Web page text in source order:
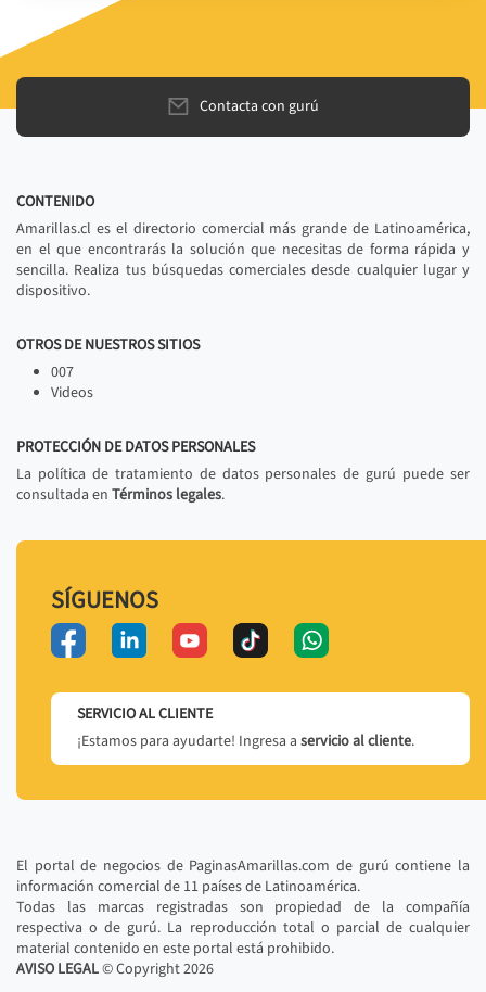
Contacta con gurú
CONTENIDO
Amarillas.cl es el directorio comercial más grande de Latinoamérica,
en el que encontrarás la solución que necesitas de forma rápida y
sencilla. Realiza tus búsquedas comerciales desde cualquier lugar y
dispositivo.
OTROS DE NUESTROS SITIOS
007
Videos
PROTECCIÓN DE DATOS PERSONALES
La política de tratamiento de datos personales de gurú puede ser
consultada en Términos legales.
SÍGUENOS
SERVICIO AL CLIENTE
¡Estamos para ayudarte! Ingresa a servicio al cliente.
El portal de negocios de PaginasAmarillas.com de gurú contiene la
información comercial de 11 países de Latinoamérica.
Todas las marcas registradas son propiedad de la compañía
respectiva o de gurú. La reproducción total o parcial de cualquier
material contenido en este portal está prohibido.
AVISO LEGAL© Copyright2026